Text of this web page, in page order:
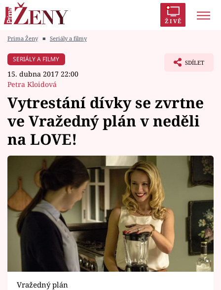
ŽIVĚ
Módní alarm
Témata
Celebrity
Vztahy
Seriály
Horoskopy
Sledujte prima+
Filmový festival Karlovy Vary
Prima Ženy ■ Seriály a filmy
SERIÁLY A FILMY
15. dubna 2017 22:00
Petra Kloidová
SDÍLET
Vytrestání dívky se zvrtne
ve Vražedný plán v neděli
na LOVE!
Vražedný plán